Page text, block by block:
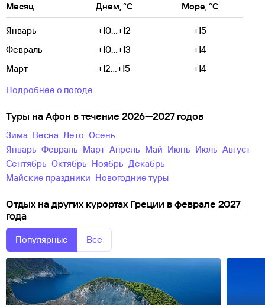
Месяц Днем, °C Море, °C
Январь +10...+12
+15
Февраль
+10...+13
+14
Март
+12...+15
+14
Подробнее о погоде
Туры на Афон в течение 2026—2027 годов
зима весна лето
осень
Январь
Февраль Март Апрель Май Июнь Июль
Август
Сентябрь
Октябрь Ноябрь
Декабрь
майские праздники
новогодние туры
Отдых на других курортах Греции в феврале 2027
года
Популярные Все